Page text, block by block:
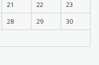
21 22
23
28 29
30